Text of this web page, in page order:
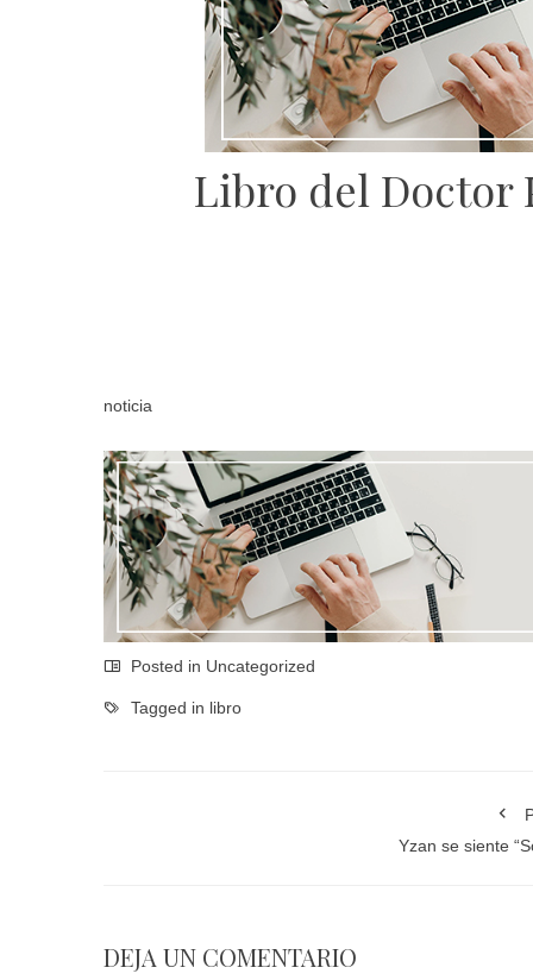
Libro del Doctor
noticia
Posted in Uncategorized
Tagged in libro
Yzan se siente
DEJA UN COMENTARIO